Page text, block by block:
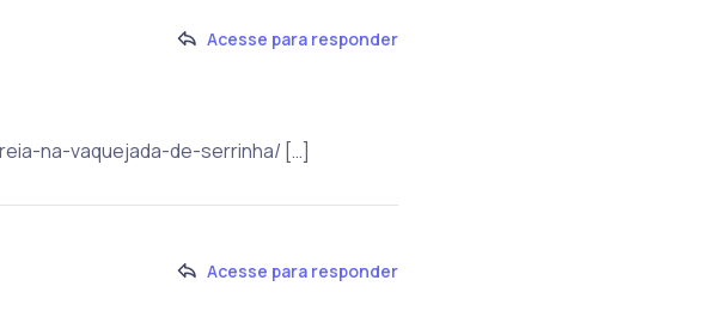
Acesse para responder
na-vaquejada-de-serrinha/ […]
Acesse para responder